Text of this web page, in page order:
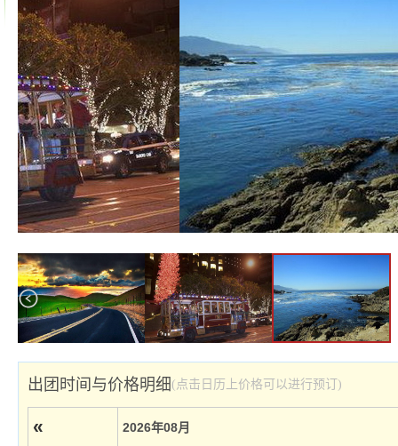
出团时间与价格明细(点击日历上价格可以进行预订)
« 2026年08月